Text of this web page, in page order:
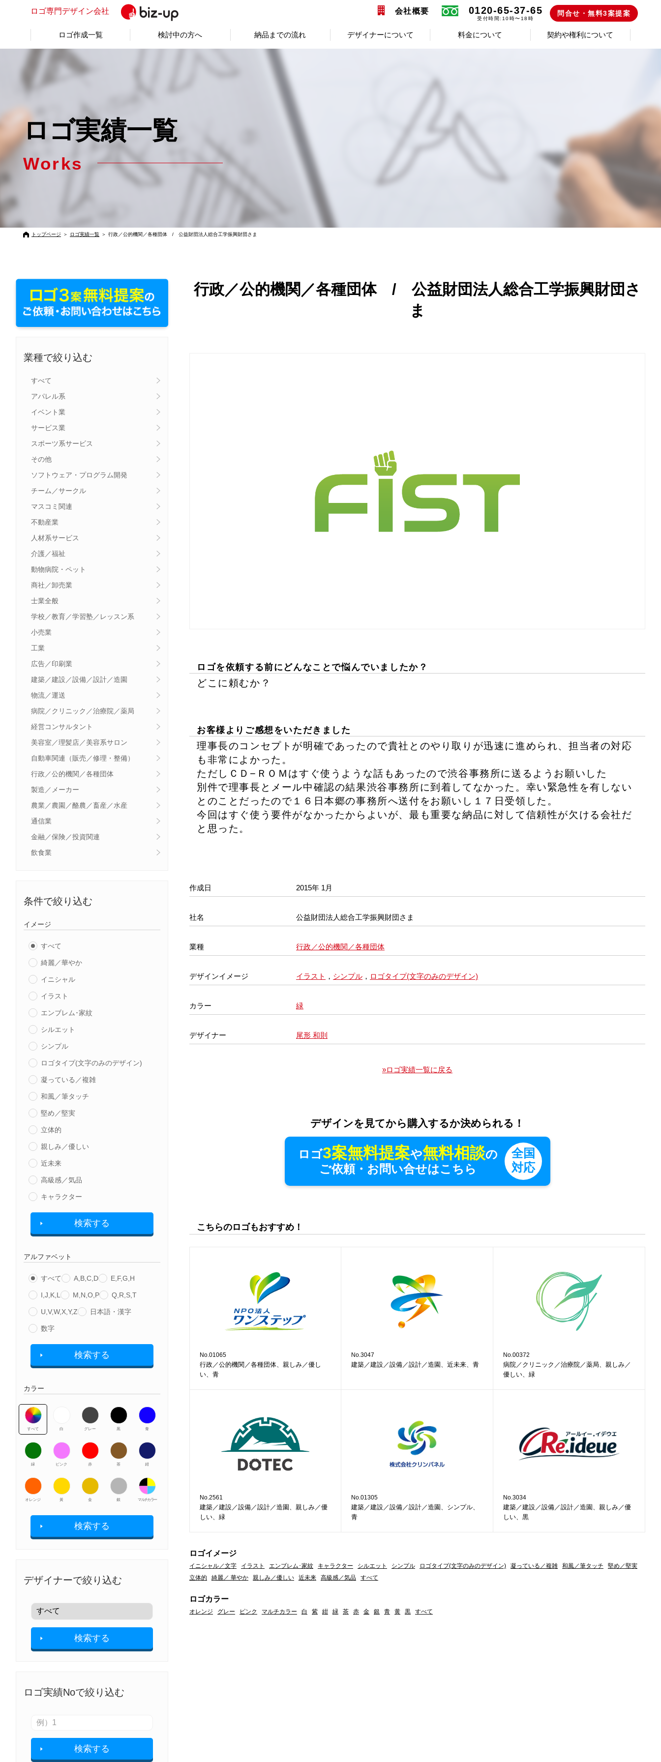
ロゴ専門デザイン会社 会社概要 0120-65-37-65
受付時間:10時〜18時
問合せ・無料3案提案
ロゴ作成一覧 検討中の方へ 納品までの流れ デザイナーについて 料金について 契約や権利について
ロゴ実績一覧
Works
トップページ ＞ ロゴ実績一覧 ＞ 行政／公的機関／各種団体 / 公益財団法人総合工学振興財団さま
業種で絞り込む
すべて
アパレル系
イベント業
サービス業
スポーツ系サービス
その他
ソフトウェア・プログラム開発
チーム／サークル
マスコミ関連
不動産業
人材系サービス
介護／福祉
動物病院・ペット
商社／卸売業
士業全般
学校／教育／学習塾／レッスン系
小売業
工業
広告／印刷業
建築／建設／設備／設計／造園
物流／運送
病院／クリニック／治療院／薬局
経営コンサルタント
美容室／理髪店／美容系サロン
自動車関連（販売／修理・整備）
行政／公的機関／各種団体
製造／メーカー
農業／農園／酪農／畜産／水産
通信業
金融／保険／投資関連
飲食業
条件で絞り込む
イメージ
すべて
綺麗／華やか
イニシャル
イラスト
エンブレム･家紋
シルエット
シンプル
ロゴタイプ(文字のみのデザイン)
凝っている／複雑
和風／筆タッチ
堅め／堅実
立体的
親しみ／優しい
近未来
高級感／気品
キャラクター
検索する
アルファベット
すべて A,B,C,D E,F,G,H
I,J,K,L M,N,O,P Q,R,S,T
U,V,W,X,Y,Z 日本語・漢字
数字
検索する
カラー
すべて 白 グレー 黒 青
緑 ピンク 赤 茶 紺
オレンジ 黃 金 銀 マルチカラー
検索する
デザイナーで絞り込む
検索する
ロゴ実績Noで絞り込む
検索する
行政／公的機関／各種団体 / 公益財団法人総合工学振興財団さ
ま
ロゴを依頼する前にどんなことで悩んでいましたか？
どこに頼むか？
お客様よりご感想をいただきました
理事長のコンセプトが明確であったので貴社とのやり取りが迅速に進められ、担当者の対応
も非常によかった。
ただしＣＤ−ＲＯＭはすぐ使うような話もあったので渋谷事務所に送るようお願いした
別件で理事長とメール中確認の結果渋谷事務所に到着してなかった。幸い緊急性を有しない
とのことだったので１６日本郷の事務所へ送付をお願いし１７日受領した。
今回はすぐ使う要件がなかったからよいが、最も重要な納品に対して信頼性が欠ける会社だ
と思った。
作成日 2015年 1月
社名 公益財団法人総合工学振興財団さま
業種 行政／公的機関／各種団体
デザインイメージ イラスト ， シンプル ， ロゴタイプ(文字のみのデザイン)
カラー 緑
デザイナー 尾形 和則
»ロゴ実績一覧に戻る
デザインを見てから購入するか決められる！
ロゴ3案無料提案や無料相談の
ご依頼・お問い合せはこちら
全国
対応
こちらのロゴもおすすめ！
No.01065
行政／公的機関／各種団体、親しみ／優し
い、青
No.3047
建築／建設／設備／設計／造園、近未来、青
No.00372
病院／クリニック／治療院／薬局、親しみ／
優しい、緑
No.2561
建築／建設／設備／設計／造園、親しみ／優
しい、緑
No.01305
建築／建設／設備／設計／造園、シンプル、
青
No.3034
建築／建設／設備／設計／造園、親しみ／優
しい、黒
ロゴイメージ
イニシャル／文字 イラスト エンブレム･家紋 キャラクター シルエット シンプル ロゴタイプ(文字のみのデザイン) 凝っている／複雑 和風／筆タッチ
堅め／堅実
立体的
綺麗／ 華やか 親しみ／優しい 近未来 高級感／気品 すべて
ロゴカラー
オレンジ グレー ピンク マルチカラー 白 紫 紺 緑 茶 赤 金 銀 青 黄 黒 すべて